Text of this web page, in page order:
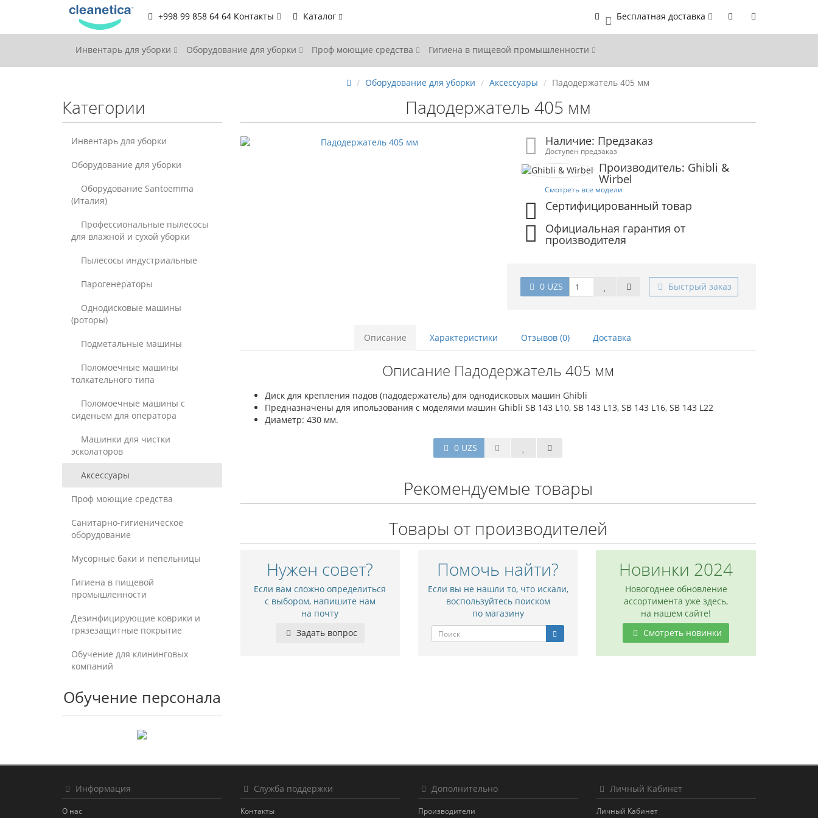
+998 99 858 64 64 Контакты Каталог 0 Бесплатная доставка
Инвентарь для уборки Оборудование для уборки Проф моющие средства Гигиена в пищевой промышленности
Категории
Инвентарь для уборки
Оборудование для уборки
Оборудование Santoemma
(Италия)
Профессиональные пылесосы
для влажной и сухой уборки
Пылесосы индустриальные
Парогенераторы
Однодисковые машины
(роторы)
Подметальные машины
Поломоечные машины
толкательного типа
Поломоечные машины с
сиденьем для оператора
Машинки для чистки
эсколаторов
Аксессуары
Проф моющие средства
Санитарно-гигиеническое
оборудование
Мусорные баки и пепельницы
Гигиена в пищевой
промышленности
Дезинфицирующие коврики и
грязезащитные покрытие
Обучение для клининговых
компаний
Обучение персонала
Оборудование для уборки Аксессуары Падодержатель 405 мм
Падодержатель 405 мм
Наличие: Предзаказ
Доступен предзаказ
Производитель: Ghibli &
Wirbel
Смотреть все модели
Сертифицированный товар
Официальная гарантия от
производителя
0 UZS Быстрый заказ
Описание Характеристики Отзывов (0) Доставка
Описание Падодержатель 405 мм
Диск для крепления падов (падодержатель) для однодисковых машин Ghibli
Предназначены для ипользования с моделями машин Ghibli SB 143 L10, SB 143 L13, SB 143 L16, SB 143 L22
Диаметр: 430 мм.
0 UZS
Рекомендуемые товары
Товары от производителей
Нужен совет?
Если вам сложно определиться
с выбором, напишите нам
на почту
Задать вопрос
Помочь найти?
Если вы не нашли то, что искали,
воспользуйтесь поиском
по магазину
Новинки 2024
Новогоднее обновление
ассортимента уже здесь,
на нашем сайте!
Смотреть новинки
Информация
О нас
Служба поддержки
Контакты
Дополнительно
Производители
Личный Кабинет
Личный Кабинет